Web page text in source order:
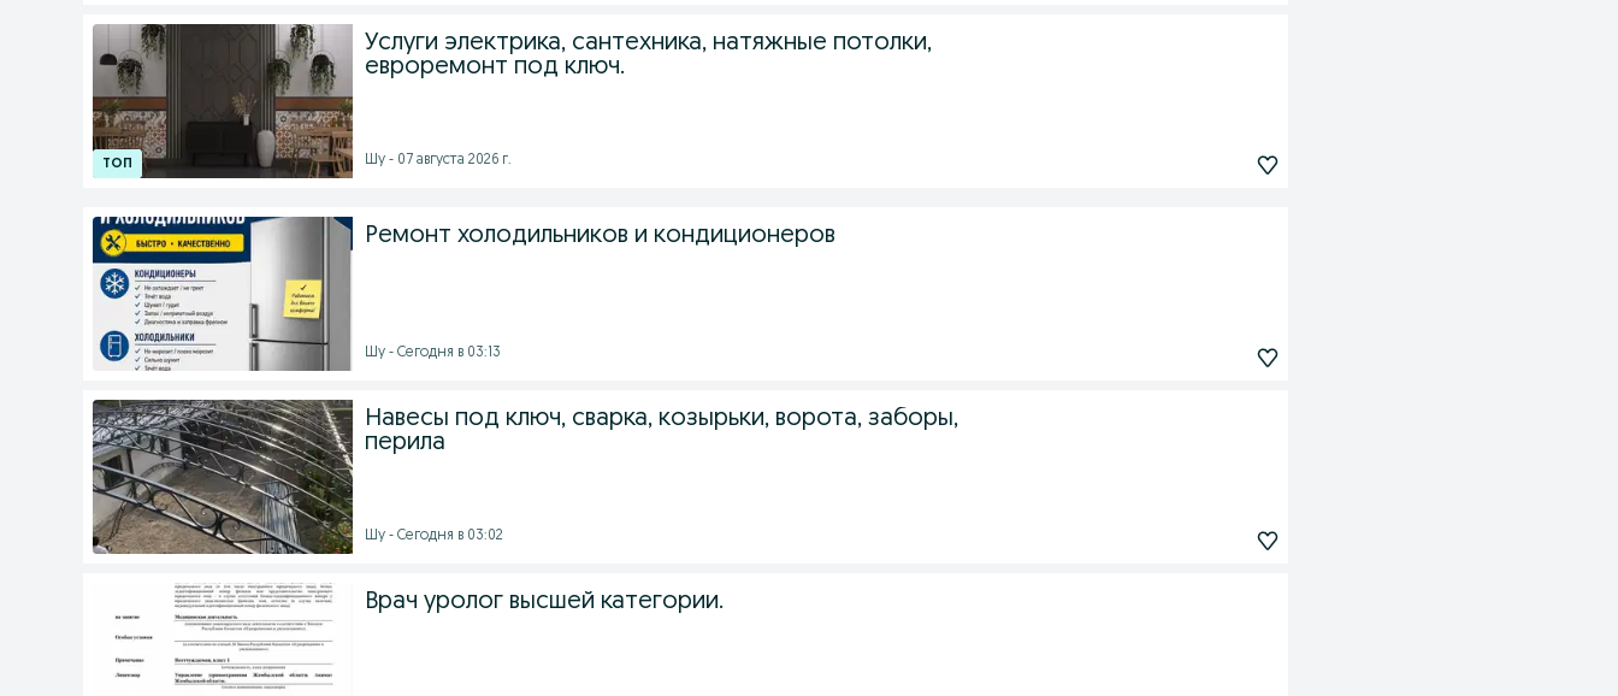
Услуги электрика, сантехника, натяжные потолки,
евроремонт под ключ.
Шу - 07 августа 2026 г.
Ремонт холодильников и кондиционеров
Шу - Сегодня в 03:13
Навесы под ключ, сварка, козырьки, ворота, заборы,
перила
Шу - Сегодня в 03:02
Врач уролог высшей категории.